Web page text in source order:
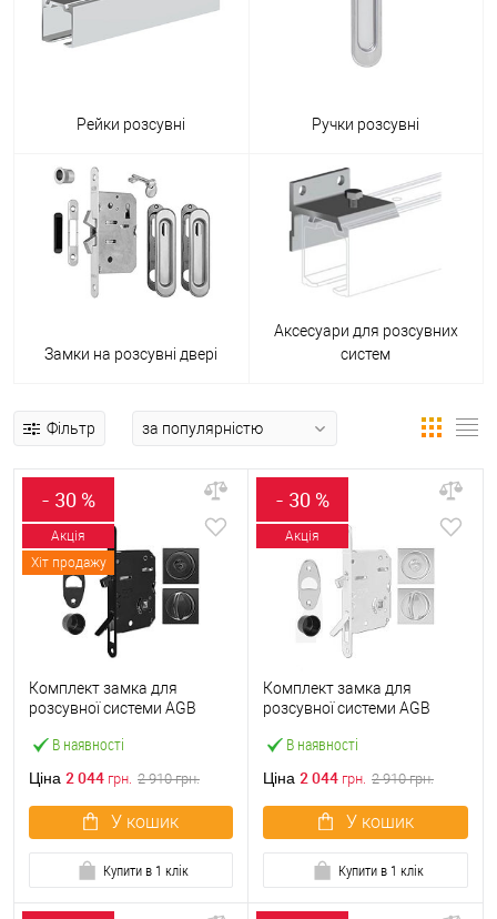
Рейки розсувні Ручки розсувні
Замки на розсувні двері
Аксесуари для розсувних
систем
Фільтр
- 30 %
Акція
Хіт продажу
В наявності
Комплект замка для
розсувної системи AGB
Ціна 2 044 грн. 2 910грн.
У кошик
Купити в 1 клік
- 30 %
Акція
В наявності
Комплект замка для
розсувної системи AGB
Ціна 2 044 грн. 2 910грн.
У кошик
Купити в 1 клік